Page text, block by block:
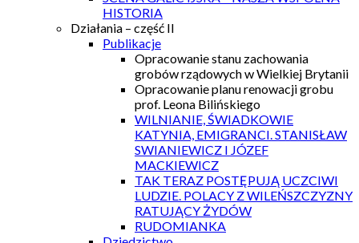
HISTORIA
Działania – część II
Publikacje
Opracowanie stanu zachowania
grobów rządowych w Wielkiej Brytanii
Opracowanie planu renowacji grobu
prof. Leona Bilińskiego
WILNIANIE, ŚWIADKOWIE
KATYNIA, EMIGRANCI. STANISŁAW
SWIANIEWICZ I JÓZEF
MACKIEWICZ
TAK TERAZ POSTĘPUJĄ UCZCIWI
LUDZIE. POLACY Z WILEŃSZCZYZNY
RATUJĄCY ŻYDÓW
RUDOMIANKA